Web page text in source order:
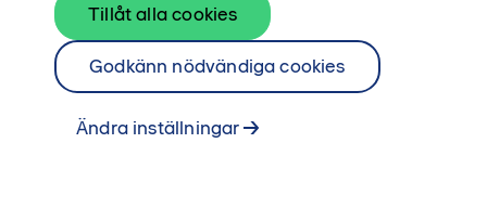
Ändra inställningar
Godkänn nödvändiga cookies
Tillåt alla cookies